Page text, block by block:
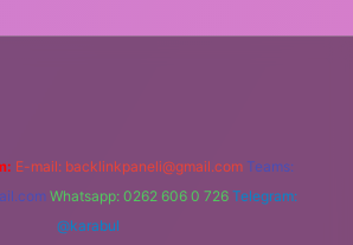
E-mail: backlinkpaneli@gmail.com Teams:
Whatsapp: 0262 606 0 726 Telegram:
@karabul